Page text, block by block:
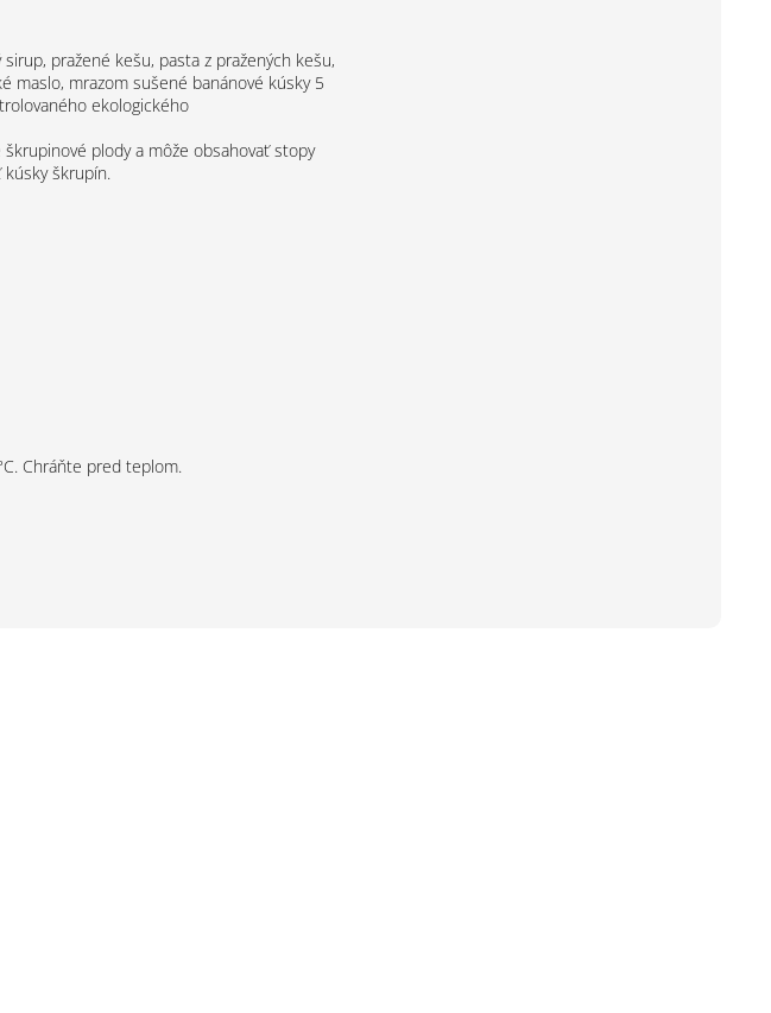
pražené kešu, pasta z pražených kešu,
maslo, mrazom sušené banánové kúsky 5
ekologického
plody a môže obsahovať stopy
kúsky škrupín.
Chráňte pred teplom.